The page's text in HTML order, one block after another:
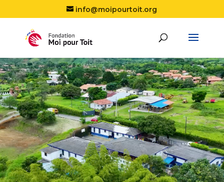
info@moipourtoit.org